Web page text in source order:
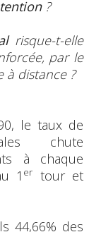
?
risque-t-elle
par le
à distance ?
le taux de
chute
à chaque
1 er
tour et
44,66% des